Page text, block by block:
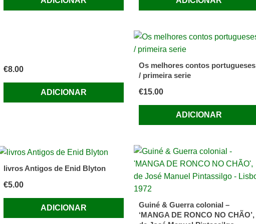
€8.00
ADICIONAR
Os melhores contos
/ primeira serie
€15.00
ADICIONAR
livros Antigos de Enid Blyton
€5.00
ADICIONAR
Guiné & Guerra colonial –
‘MANGA DE RONCO NO CHÃO’,